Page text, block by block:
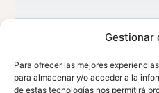
Gestionar
Para ofrecer las mejores
para almacenar y/o acceder a la
de estas tecnologías nos permitirá
Tratamiento